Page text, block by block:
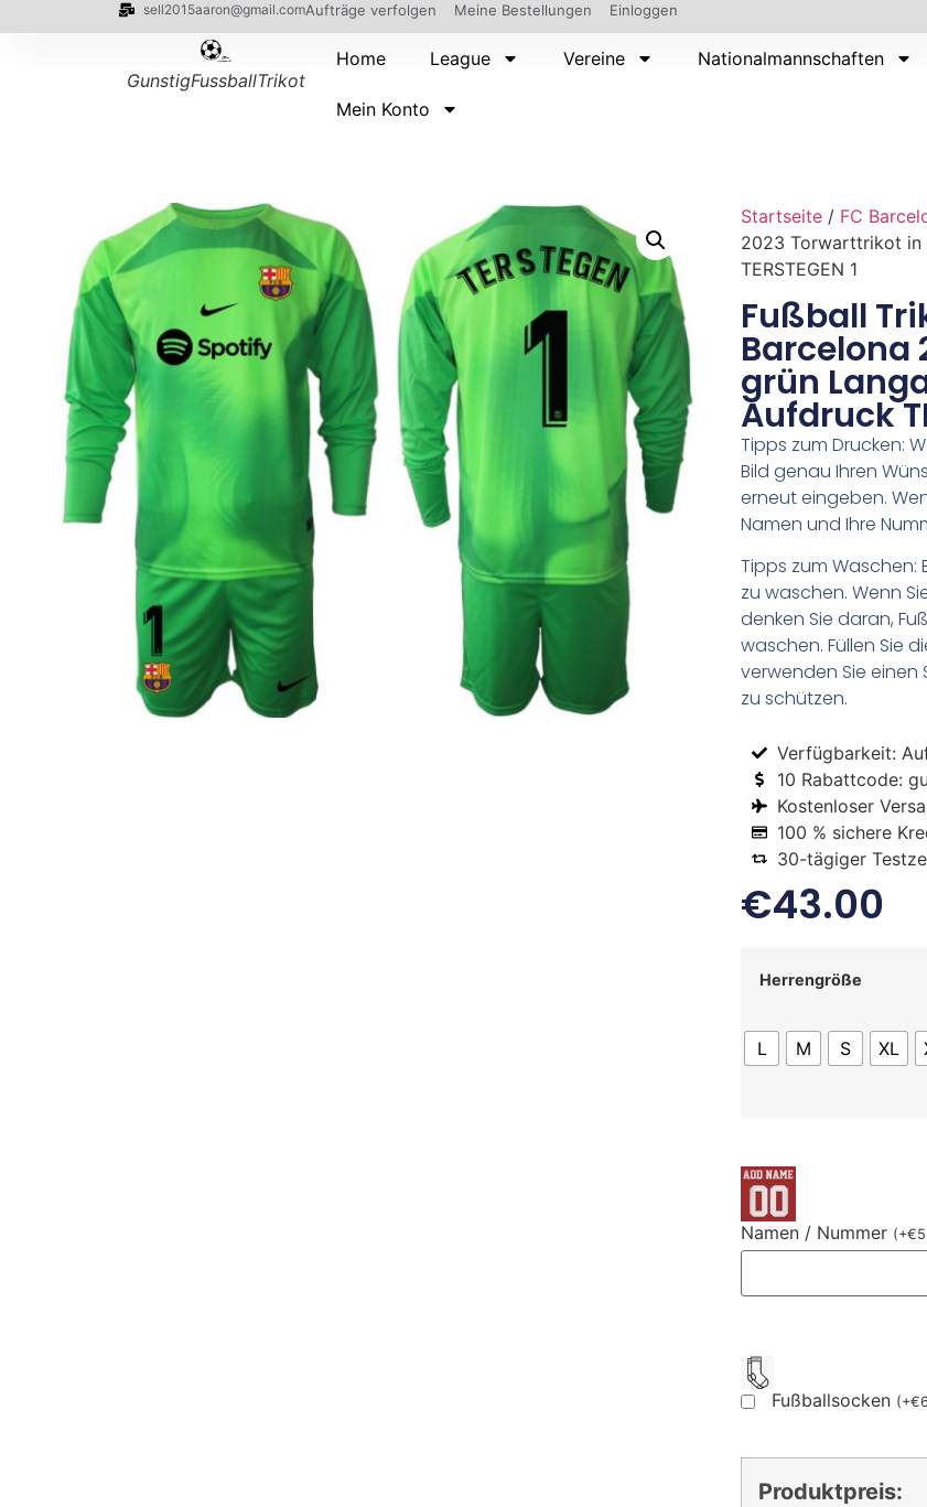
sell2015aaron@gmail.comAufträge verfolgen Meine Bestellungen Einloggen
GunstigFussballTrikot
Home League Vereine Nationalmannschaften
Mein Konto
Startseite / FC
2023 Torwarttrikot in
TERSTEGEN 1
Fußball
Barcelona
grün
Aufdruck
Tipps zum Drucken:
Bild genau Ihren
erneut eingeben.
Namen und Ihre
Tipps zum Waschen:
zu waschen. Wenn
denken Sie daran,
waschen. Füllen Sie
verwenden Sie
zu schützen.
Verfügbarkeit:
10 Rabattcode:
Kostenloser
100 % sichere
30-tägiger
€43.00
Herrengröße
L M S XL
Namen / Nummer (+€
Fußballsocken (+€
Produktpreis: